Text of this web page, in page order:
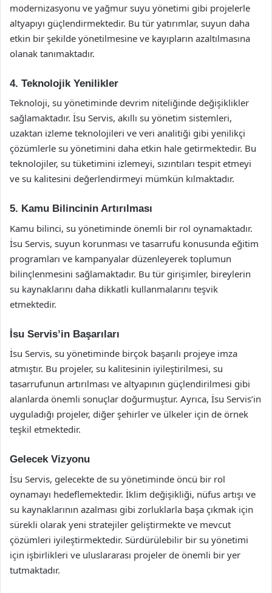
modernizasyonu ve yağmur suyu yönetimi gibi projelerle
altyapıyı güçlendirmektedir. Bu tür yatırımlar, suyun daha
etkin bir şekilde yönetilmesine ve kayıpların azaltılmasına
olanak tanımaktadır.
4. Teknolojik Yenilikler
Teknoloji, su yönetiminde devrim niteliğinde değişiklikler
sağlamaktadır. İsu Servis, akıllı su yönetim sistemleri,
uzaktan izleme teknolojileri ve veri analitiği gibi yenilikçi
çözümlerle su yönetimini daha etkin hale getirmektedir. Bu
teknolojiler, su tüketimini izlemeyi, sızıntıları tespit etmeyi
ve su kalitesini değerlendirmeyi mümkün kılmaktadır.
5. Kamu Bilincinin Artırılması
Kamu bilinci, su yönetiminde önemli bir rol oynamaktadır.
İsu Servis, suyun korunması ve tasarrufu konusunda eğitim
programları ve kampanyalar düzenleyerek toplumun
bilinçlenmesini sağlamaktadır. Bu tür girişimler, bireylerin
su kaynaklarını daha dikkatli kullanmalarını teşvik
etmektedir.
İsu Servis’in Başarıları
İsu Servis, su yönetiminde birçok başarılı projeye imza
atmıştır. Bu projeler, su kalitesinin iyileştirilmesi, su
tasarrufunun artırılması ve altyapının güçlendirilmesi gibi
alanlarda önemli sonuçlar doğurmuştur. Ayrıca, İsu Servis’in
uyguladığı projeler, diğer şehirler ve ülkeler için de örnek
teşkil etmektedir.
Gelecek Vizyonu
İsu Servis, gelecekte de su yönetiminde öncü bir rol
oynamayı hedeflemektedir. İklim değişikliği, nüfus artışı ve
su kaynaklarının azalması gibi zorluklarla başa çıkmak için
sürekli olarak yeni stratejiler geliştirmekte ve mevcut
çözümleri iyileştirmektedir. Sürdürülebilir bir su yönetimi
için işbirlikleri ve uluslararası projeler de önemli bir yer
tutmaktadır.